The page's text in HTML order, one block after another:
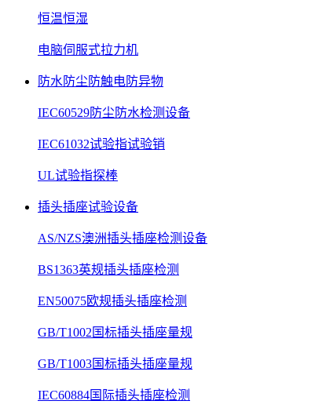
恒温恒湿
电脑伺服式拉力机
防水防尘防触电防异物
IEC60529防尘防水检测设备
IEC61032试验指试验销
UL试验指探棒
插头插座试验设备
AS/NZS澳洲插头插座检测设备
BS1363英规插头插座检测
EN50075欧规插头插座检测
GB/T1002国标插头插座量规
GB/T1003国标插头插座量规
IEC60884国际插头插座检测